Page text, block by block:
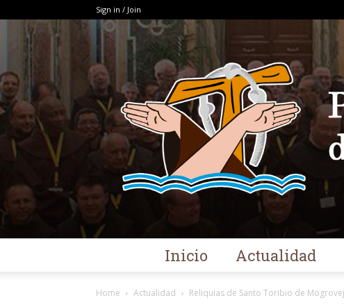
Sign in / Join
Inicio Actualidad
Home Actualidad Reliquias de Santo Toribio de